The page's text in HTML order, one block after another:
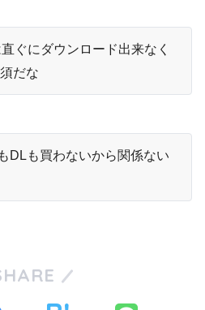
ぐにダウンロード出来なく
だな
DLも買わないから関係ない